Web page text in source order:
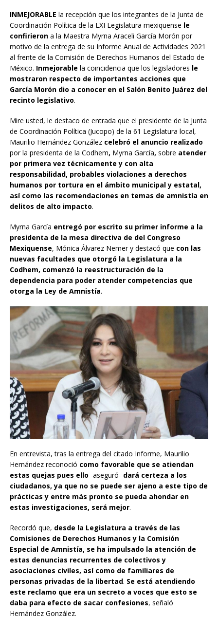
INMEJORABLE la recepción que los integrantes de la Junta de
Coordinación Política de la LXI Legislatura mexiquense le
confirieron a la Maestra Myrna Araceli García Morón por
motivo de la entrega de su Informe Anual de Actividades 2021
al frente de la Comisión de Derechos Humanos del Estado de
México. Inmejorable la coincidencia que los legisladores le
mostraron respecto de importantes acciones que
García Morón dio a conocer en el Salón Benito Juárez del
recinto legislativo.
Mire usted, le destaco de entrada que el presidente de la Junta
de Coordinación Política (Jucopo) de la 61 Legislatura local,
Maurilio Hernández González celebró el anuncio realizado
por la presidenta de la Codhem, Myrna García, sobre atender
por primera vez técnicamente y con alta
responsabilidad, probables violaciones a derechos
humanos por tortura en el ámbito municipal y estatal,
así como las recomendaciones en temas de amnistía en
delitos de alto impacto.
Myrna García entregó por escrito su primer informe a la
presidenta de la mesa directiva de del Congreso
Mexiquense, Mónica Álvarez Nemer y destacó que con las
nuevas facultades que otorgó la Legislatura a la
Codhem, comenzó la reestructuración de la
dependencia para poder atender competencias que
otorga la Ley de Amnistía.
En entrevista, tras la entrega del citado Informe, Maurilio
Hernández reconoció como favorable que se atiendan
estas quejas pues ello -aseguró- dará certeza a los
ciudadanos, ya que no se puede ser ajeno a este tipo de
prácticas y entre más pronto se pueda ahondar en
estas investigaciones, será mejor.
Recordó que, desde la Legislatura a través de las
Comisiones de Derechos Humanos y la Comisión
Especial de Amnistía, se ha impulsado la atención de
estas denuncias recurrentes de colectivos y
asociaciones civiles, así como de familiares de
personas privadas de la libertad. Se está atendiendo
este reclamo que era un secreto a voces que esto se
daba para efecto de sacar confesiones, señaló
Hernández González.